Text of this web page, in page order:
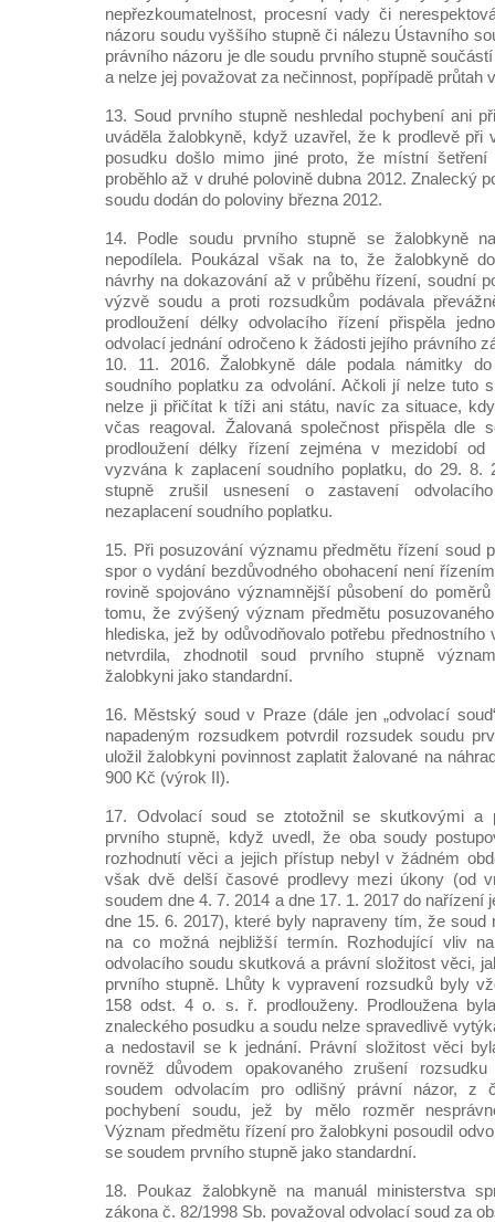
nepřezkoumatelnost, procesní vady či
názoru soudu vyššího stupně či nálezu Ústavního
právního názoru je dle soudu prvního stupně
a nelze jej považovat za nečinnost, popřípadě průtah
13. Soud prvního stupně neshledal pochybení ani
uváděla žalobkyně, když uzavřel, že k prodlevě při
posudku došlo mimo jiné proto, že místní
proběhlo až v druhé polovině dubna 2012. Znalecký
soudu dodán do poloviny března 2012.
14. Podle soudu prvního stupně se žalobkyně
nepodílela. Poukázal však na to, že žalobkyně
návrhy na dokazování až v průběhu řízení, soudní
výzvě soudu a proti rozsudkům podávala
prodloužení délky odvolacího řízení přispěla
odvolací jednání odročeno k žádosti jejího právního
10. 11. 2016. Žalobkyně dále podala námitky
soudního poplatku za odvolání. Ačkoli jí nelze tuto
nelze ji přičítat k tíži ani státu, navíc za situace,
včas reagoval. Žalovaná společnost přispěla dle
prodloužení délky řízení zejména v mezidobí
vyzvána k zaplacení soudního poplatku, do 29. 8.
stupně zrušil usnesení o zastavení
nezaplacení soudního poplatku.
15. Při posuzování významu předmětu řízení soud
spor o vydání bezdůvodného obohacení není
rovině spojováno významnější působení do
tomu, že zvýšený význam předmětu
hlediska, jež by odůvodňovalo potřebu
netvrdila, zhodnotil soud prvního stupně
žalobkyni jako standardní.
16. Městský soud v Praze (dále jen „odvolací
napadeným rozsudkem potvrdil rozsudek soudu
uložil žalobkyni povinnost zaplatit žalované na
900 Kč (výrok II).
17. Odvolací soud se ztotožnil se skutkovými a
prvního stupně, když uvedl, že oba soudy
rozhodnutí věci a jejich přístup nebyl v žádném
však dvě delší časové prodlevy mezi úkony (od
soudem dne 4. 7. 2014 a dne 17. 1. 2017 do nařízení
dne 15. 6. 2017), které byly napraveny tím, že soud
na co možná nejbližší termín. Rozhodující vliv
odvolacího soudu skutková a právní složitost věci,
prvního stupně. Lhůty k vypravení rozsudků byly
158 odst. 4 o. s. ř. prodlouženy. Prodloužena
znaleckého posudku a soudu nelze spravedlivě
a nedostavil se k jednání. Právní složitost věci
rovněž důvodem opakovaného zrušení
soudem odvolacím pro odlišný právní názor, z
pochybení soudu, jež by mělo rozměr
Význam předmětu řízení pro žalobkyni posoudil
se soudem prvního stupně jako standardní.
18. Poukaz žalobkyně na manuál ministerstva
zákona č. 82/1998 Sb. považoval odvolací soud za